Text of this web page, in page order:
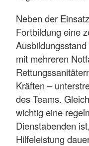
Neben der
Fortbildung eine
mit mehreren
Kräften –
des Teams.
wichtig eine
Dienstabenden
Hilfeleistung